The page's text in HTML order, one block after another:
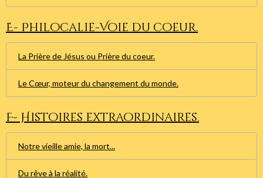
E- Philocalie-Voie du coeur.
La Prière de Jésus ou Prière du coeur.
Le Cœur, moteur du changement du monde.
F- Histoires extraordinaires.
Notre vieille amie, la mort...
Du rêve à la réalité.